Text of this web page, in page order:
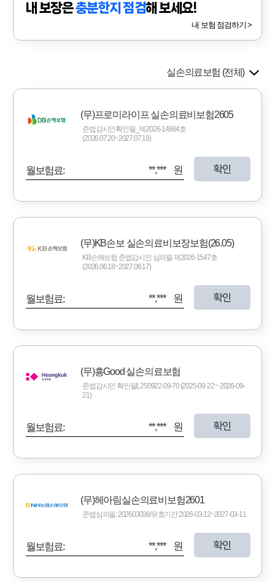
내 보장은충분한지 점검해 보세요!
내 보험 점검하기 >
실손의료보험 (전체)
(무)프로미라이프 실손의료비보험2605
준법감시인확인필_제2026-14864호
(2026.07.20~2027.07.19)
월보험료: **,*** 원 확인
(무)KB손보 실손의료비보장보험(26.05)
KB손해보험 준법감시인 심의필 제2026-1547호
(2026.06.18~2027.06.17)
월보험료: **,*** 원 확인
(무)흥Good 실손의료보험
준법감시인 확인필L250922-09-70 (2025-09-22 ~ 2026-09-
21)
월보험료: **,*** 원 확인
(무)헤아림실손의료비보험2601
준법심의필: 202603038/유효기간:2026-03-12~2027-03-11
월보험료: **,*** 원 확인